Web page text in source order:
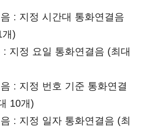
: 지정 시간대 통화연결음
개)
: 지정 요일 통화연결음 (최대
: 지정 번호 기준 통화연결
10개)
: 지정 일자 통화연결음 (최